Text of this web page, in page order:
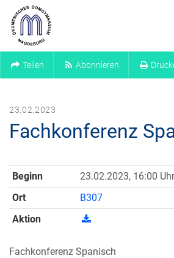
Teilen Abonnieren
23.02.2023
Fachkonferenz
Beginn
23.02.2023, 16:00 Uhr
Ort
B307
Aktion
Fachkonferenz Spanisch